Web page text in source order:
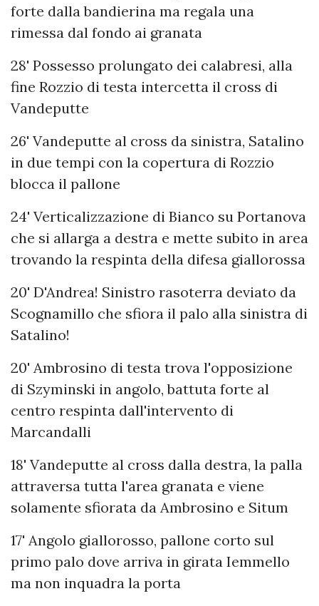
forte dalla bandierina ma regala una
rimessa dal fondo ai granata
28' Possesso prolungato dei calabresi, alla
fine Rozzio di testa intercetta il cross di
Vandeputte
26' Vandeputte al cross da sinistra, Satalino
in due tempi con la copertura di Rozzio
blocca il pallone
24' Verticalizzazione di Bianco su Portanova
che si allarga a destra e mette subito in area
trovando la respinta della difesa giallorossa
20' D'Andrea! Sinistro rasoterra deviato da
Scognamillo che sfiora il palo alla sinistra di
Satalino!
20' Ambrosino di testa trova l'opposizione
di Szyminski in angolo, battuta forte al
centro respinta dall'intervento di
Marcandalli
18' Vandeputte al cross dalla destra, la palla
attraversa tutta l'area granata e viene
solamente sfiorata da Ambrosino e Situm
17' Angolo giallorosso, pallone corto sul
primo palo dove arriva in girata Iemmello
ma non inquadra la porta